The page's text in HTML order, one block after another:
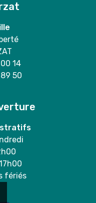
14
50
fériés